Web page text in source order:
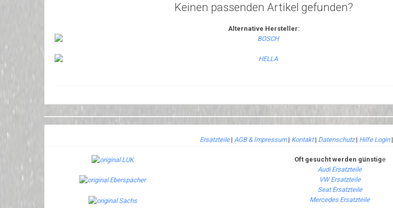
Keinen passenden Artikel gefunden?
Alternative Hersteller:
Ersatzteile| AGB & Impressum| Kontakt| Datenschutz| Hilfe Login|
Oft gesucht werden günstige
Audi Ersatzteile
VW Ersatzteile
Seat Ersatzteile
Mercedes Ersatzteile